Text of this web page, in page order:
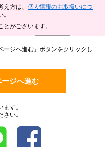
方は、 個人情報のお取扱いにつ
がございます。
ージへ進む」ボタンをクリックし
す。
い。